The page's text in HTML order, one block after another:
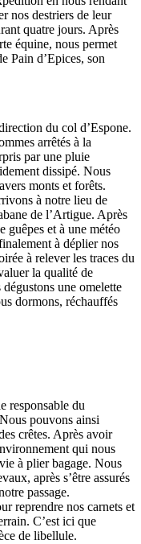
nos destriers de leur
quatre jours. Après
équine, nous permet
Pain d’Epices, son
du col d’Espone.
arrêtés à la
par une pluie
dissipé. Nous
monts et forêts.
à notre lieu de
de l’Artigue. Après
guêpes et à une météo
à déplier nos
à relever les traces du
la qualité de
une omelette
dormons, réchauffés
responsable du
pouvons ainsi
crêtes. Après avoir
qui nous
à plier bagage. Nous
après s’être assurés
passage.
reprendre nos carnets et
C’est ici que
de libellule.